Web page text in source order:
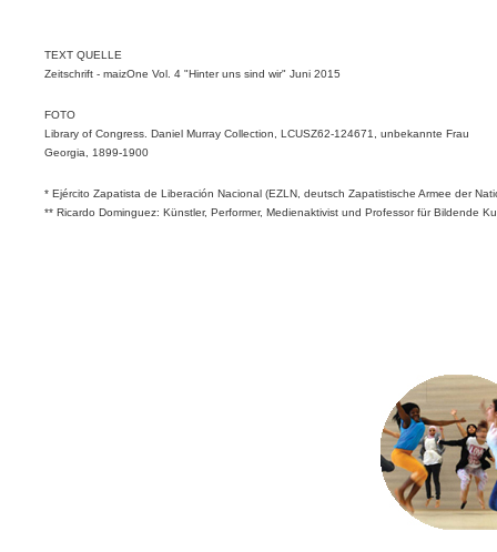
TEXT QUELLE
Zeitschrift - maizOne Vol. 4 "Hinter uns sind wir" Juni 2015
FOTO
Library of Congress. Daniel Murray Collection, LCUSZ62-124671, unbekannte Frau
Georgia, 1899-1900
* Ejército Zapatista de Liberación Nacional (EZLN, deutsch Zapatistische Armee der
** Ricardo Dominguez: Künstler, Performer, Medienaktivist und Professor für Bildende